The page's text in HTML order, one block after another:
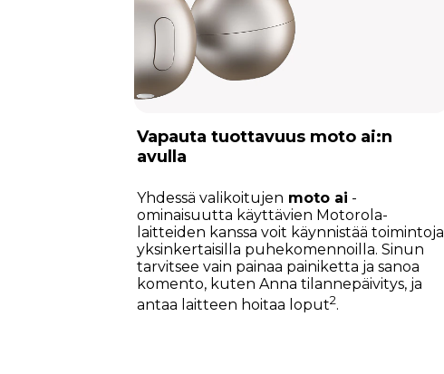
Vapauta tuottavuus moto ai:n
avulla
Yhdessä valikoitujen moto ai -
ominaisuutta käyttävien Motorola-
laitteiden kanssa voit käynnistää toimintoja
yksinkertaisilla puhekomennoilla. Sinun
tarvitsee vain painaa painiketta ja sanoa
komento, kuten Anna tilannepäivitys, ja
antaa laitteen hoitaa loput2.